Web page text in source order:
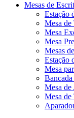
Mesas de
Estação
Mesa de
Mesa
Mesa
Mesas
Estação
Mesa
Mesa
Mesa de